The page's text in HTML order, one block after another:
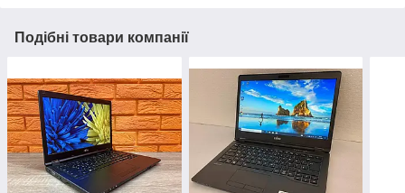
Подібні товари компанії